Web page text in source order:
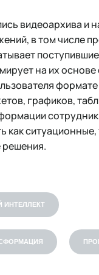
видеоархива и
в том числе
на их основе
графиков,
как ситуационные,
решения.
ИНТЕЛЛЕКТ